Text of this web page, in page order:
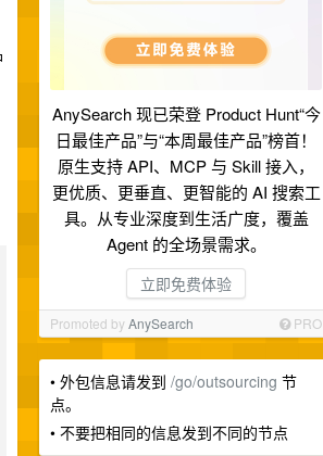
AnySearch 现已荣登 Product Hunt“今
日最佳产品”与“本周最佳产品”榜首！
原生支持 API、MCP 与 Skill 接入，
更优质、更垂直、更智能的 AI 搜索工
具。从专业深度到生活广度，覆盖
Agent 的全场景需求。
立即免费体验
Promoted byAnySearch PRO
• 外包信息请发到 /go/outsourcing 节
点。
• 不要把相同的信息发到不同的节点